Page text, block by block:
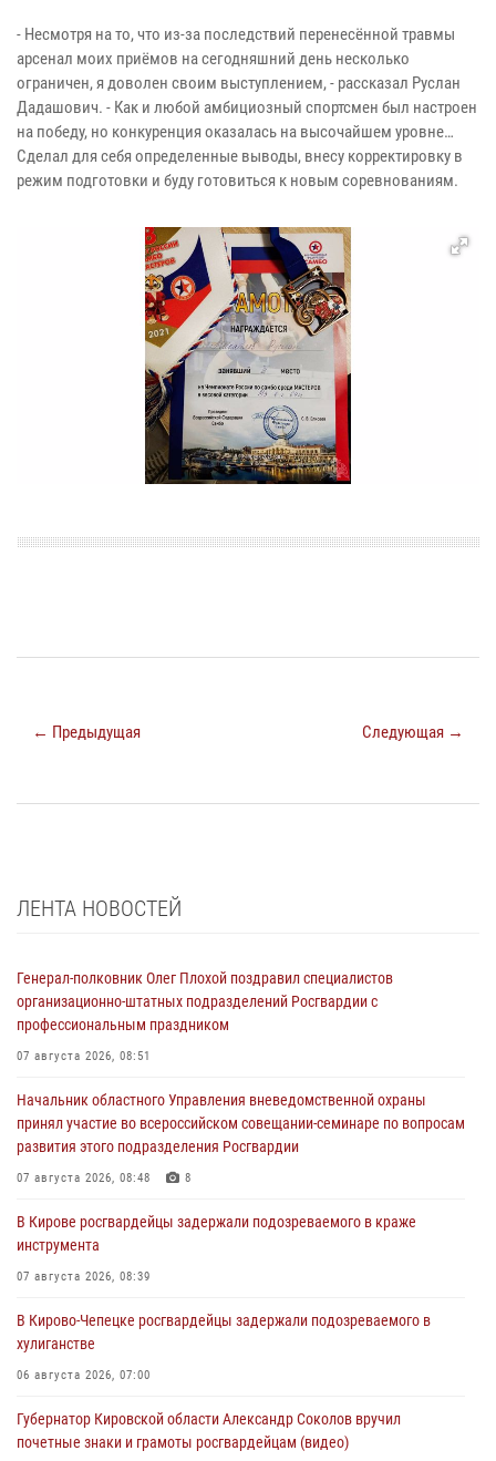
- Несмотря на то, что из-за последствий перенесённой травмы
арсенал моих приёмов на сегодняшний день несколько
ограничен, я доволен своим выступлением, - рассказал Руслан
Дадашович. - Как и любой амбициозный спортсмен был настроен
на победу, но конкуренция оказалась на высочайшем уровне…
Сделал для себя определенные выводы, внесу корректировку в
режим подготовки и буду готовиться к новым соревнованиям.
← Предыдущая Следующая →
ЛЕНТА НОВОСТЕЙ
Генерал-полковник Олег Плохой поздравил специалистов
организационно-штатных подразделений Росгвардии с
профессиональным праздником
07 августа 2026, 08:51
Начальник областного Управления вневедомственной охраны
принял участие во всероссийском совещании-семинаре по вопросам
развития этого подразделения Росгвардии
07 августа 2026, 08:48 8
В Кирове росгвардейцы задержали подозреваемого в краже
инструмента
07 августа 2026, 08:39
В Кирово-Чепецке росгвардейцы задержали подозреваемого в
хулиганстве
06 августа 2026, 07:00
Губернатор Кировской области Александр Соколов вручил
почетные знаки и грамоты росгвардейцам (видео)